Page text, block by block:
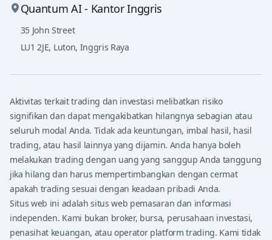
Quantum AI - Kantor Inggris
35 John Street
LU1 2JE, Luton, Inggris Raya
Aktivitas terkait trading dan investasi melibatkan risiko
signifikan dan dapat mengakibatkan hilangnya sebagian atau
seluruh modal Anda. Tidak ada keuntungan, imbal hasil, hasil
trading, atau hasil lainnya yang dijamin. Anda hanya boleh
melakukan trading dengan uang yang sanggup Anda tanggung
jika hilang dan harus mempertimbangkan dengan cermat
apakah trading sesuai dengan keadaan pribadi Anda.
Situs web ini adalah situs web pemasaran dan informasi
independen. Kami bukan broker, bursa, perusahaan investasi,
penasihat keuangan, atau operator platform trading. Kami tidak